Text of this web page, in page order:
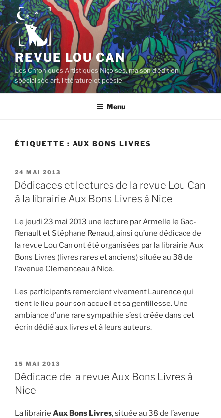
Aller
au
contenu
principal
REVUE LOU CAN
Les Chroniques Artistiques Niçoises, maison d'édition
spécialisée art, littérature et poésie
Menu
ÉTIQUETTE : AUX BONS LIVRES
PUBLIÉ
LE
24 MAI 2013
Dédicaces et lectures de la revue Lou Can
à la librairie Aux Bons Livres à Nice
Le jeudi 23 mai 2013 une lecture par Armelle le Gac-
Renault et Stéphane Renaud, ainsi qu’une dédicace de
la revue Lou Can ont été organisées par la librairie Aux
Bons Livres (livres rares et anciens) située au 38 de
l’avenue Clemenceau à Nice.
Les participants remercient vivement Laurence qui
tient le lieu pour son accueil et sa gentillesse. Une
ambiance d’une rare sympathie s’est créée dans cet
écrin dédié aux livres et à leurs auteurs.
PUBLIÉ
LE
15 MAI 2013
Dédicace de la revue Aux Bons Livres à
Nice
La librairie Aux Bons Livres, située au 38 de l’avenue